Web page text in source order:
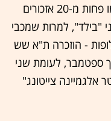
היא משחקת נגד צ'לסי), בעוד נרשמו פחות מ-20 אזכורים
"בילד", למרות שמכבי
- הוזכרה ת"א שש
ספטמבר, לעומת שני
אלגמיינה צייטונג"